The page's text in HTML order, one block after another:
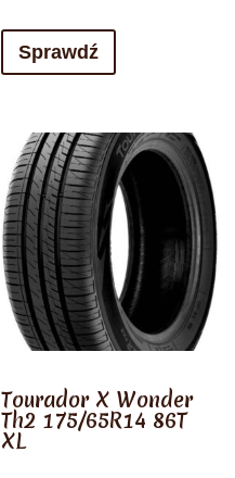
Sprawdź
Tourador X Wonder
Th2 175/65R14 86T
XL